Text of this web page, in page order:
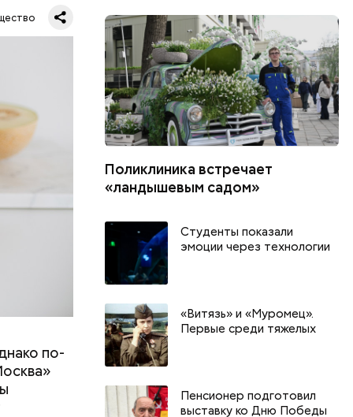
по-
Поликлиника встречает
«ландышевым садом»
Студенты показали
эмоции через технологии
«Витязь» и «Муромец».
Первые среди тяжелых
Пенсионер подготовил
выставку ко Дню Победы